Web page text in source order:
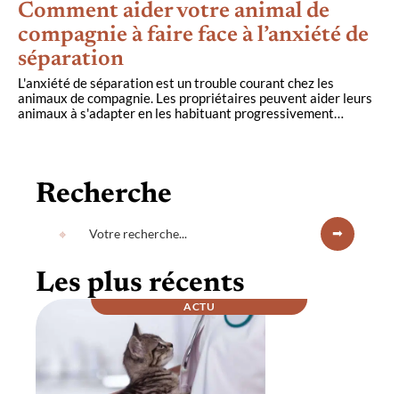
Comment aider votre animal de
compagnie à faire face à l’anxiété de
séparation
L'anxiété de séparation est un trouble courant chez les
animaux de compagnie. Les propriétaires peuvent aider leurs
animaux à s'adapter en les habituant progressivement…
Recherche
Les plus récents
ACTU